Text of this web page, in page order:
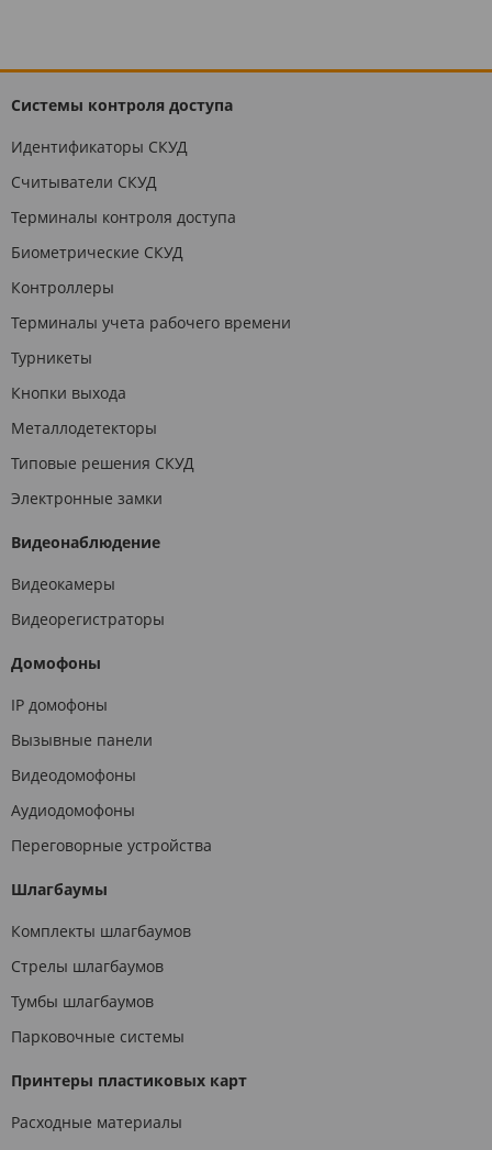
Системы контроля доступа
Идентификаторы СКУД
Считыватели СКУД
Терминалы контроля доступа
Биометрические СКУД
Контроллеры
Терминалы учета рабочего времени
Турникеты
Кнопки выхода
Металлодетекторы
Типовые решения СКУД
Электронные замки
Видеонаблюдение
Видеокамеры
Видеорегистраторы
Домофоны
IP домофоны
Вызывные панели
Видеодомофоны
Аудиодомофоны
Переговорные устройства
Шлагбаумы
Комплекты шлагбаумов
Стрелы шлагбаумов
Тумбы шлагбаумов
Парковочные системы
Принтеры пластиковых карт
Расходные материалы